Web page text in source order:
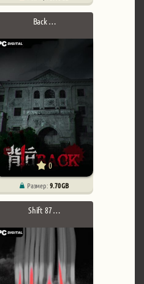
Back …
0
Размер:9.70 GB
Shift 87 …